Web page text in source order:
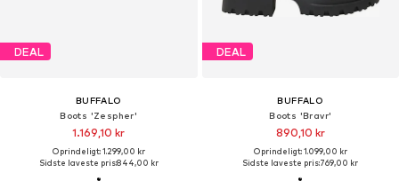
DEAL
BUFFALO
Boots 'Zespher'
1.169,10 kr
Oprindeligt: 1.299,00 kr
Sidste laveste pris:844,00 kr
DEAL
BUFFALO
Boots 'Bravr'
890,10 kr
Oprindeligt: 1.099,00 kr
Sidste laveste pris:769,00 kr